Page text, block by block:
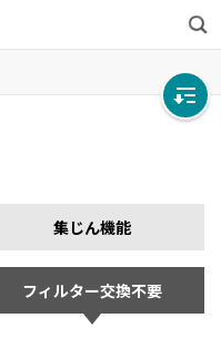
検
索
集じん機能
フィルター交換不要